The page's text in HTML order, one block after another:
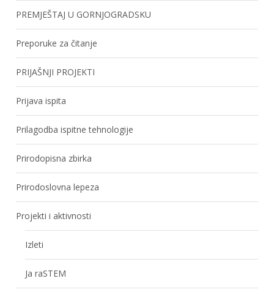
PREMJEŠTAJ U GORNJOGRADSKU
Preporuke za čitanje
PRIJAŠNJI PROJEKTI
Prijava ispita
Prilagodba ispitne tehnologije
Prirodopisna zbirka
Prirodoslovna lepeza
Projekti i aktivnosti
Izleti
Ja raSTEM